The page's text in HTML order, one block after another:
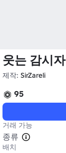
웃는 감시자
제작: SirZareli
95
거래 가능
종류
배치